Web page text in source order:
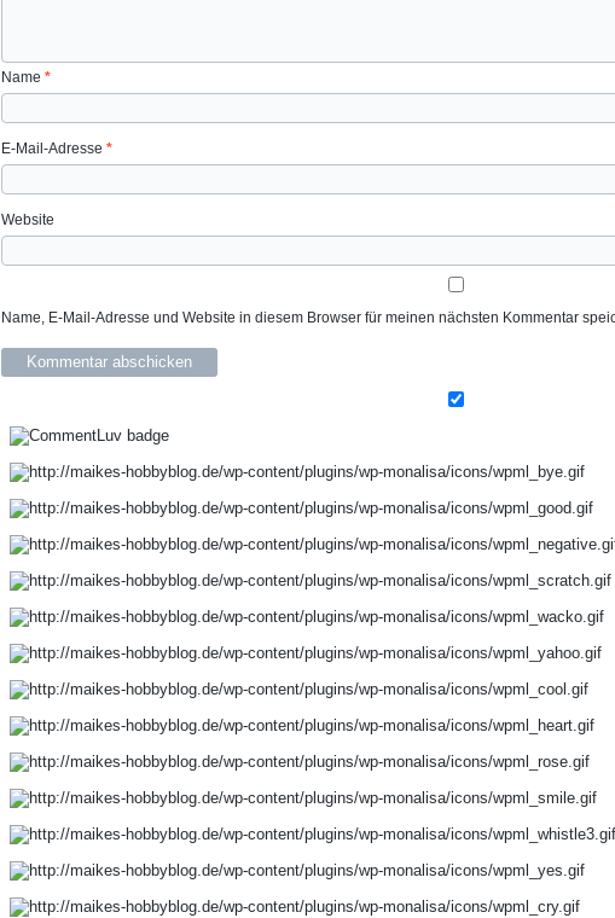
Name *
E-Mail-Adresse *
Website
Name, E-Mail-Adresse und Website in diesem Browser für meinen nächsten Kommentar